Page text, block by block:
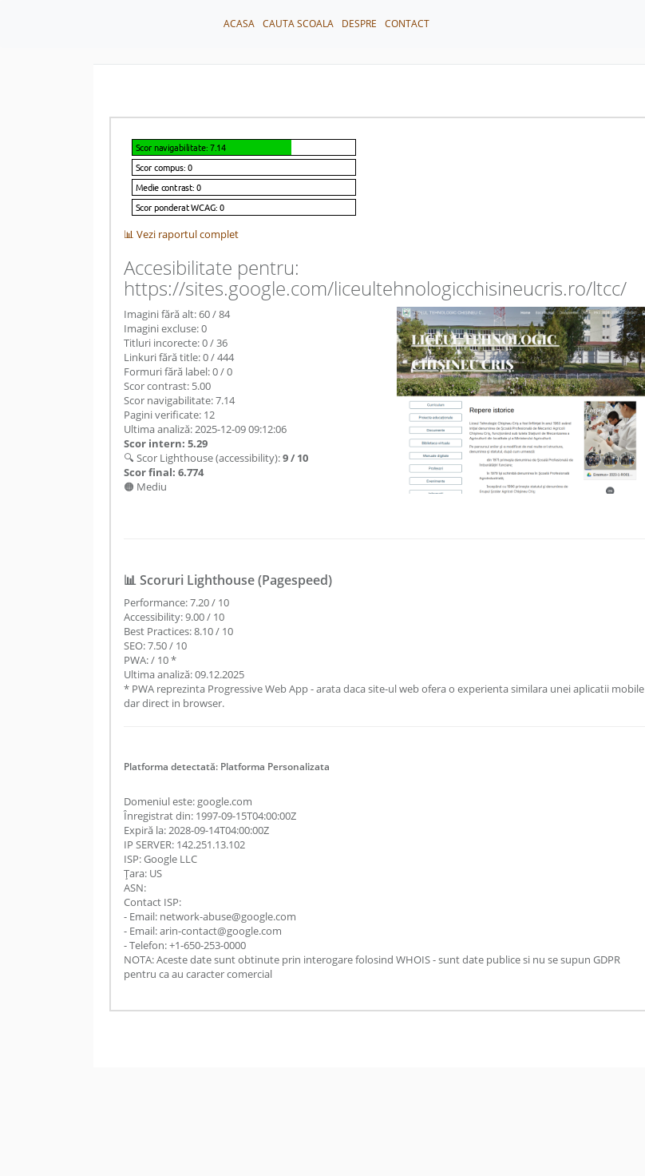
ACASA CAUTA SCOALA DESPRE CONTACT
📊 Vezi raportul complet
Accesibilitate pentru:
https://sites.google.com/liceultehnologicchisineucris.ro/ltcc/
Imagini fără alt: 60 / 84
Imagini excluse: 0
Titluri incorecte: 0 / 36
Linkuri fără title: 0 / 444
Formuri fără label: 0 / 0
Scor contrast: 5.00
Scor navigabilitate: 7.14
Pagini verificate: 12
Ultima analiză: 2025-12-09 09:12:06
Scor intern: 5.29
🔍 Scor Lighthouse (accessibility):9 / 10
Scor final: 6.774
🟠 Mediu
📊 Scoruri Lighthouse (Pagespeed)
Performance: 7.20 / 10
Accessibility: 9.00 / 10
Best Practices: 8.10 / 10
SEO: 7.50 / 10
PWA: / 10 *
Ultima analiză: 09.12.2025
* PWA reprezinta Progressive Web App - arata daca site-ul web ofera o experienta similara unei aplicatii mobile
dar direct in browser.
Platforma detectată: Platforma Personalizata
Domeniul este: google.com
Înregistrat din: 1997-09-15T04:00:00Z
Expiră la: 2028-09-14T04:00:00Z
IP SERVER: 142.251.13.102
ISP: Google LLC
Țara: US
ASN:
Contact ISP:
- Email: network-abuse@google.com
- Email: arin-contact@google.com
- Telefon: +1-650-253-0000
NOTA: Aceste date sunt obtinute prin interogare folosind WHOIS - sunt date publice si nu se supun GDPR
pentru ca au caracter comercial